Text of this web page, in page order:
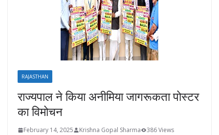
RAJASTHAN
राज्यपाल ने किया अनीमिया जागरूकता पोस्टर
का विमोचन
February 14, 2025 Krishna Gopal Sharma
386 Views